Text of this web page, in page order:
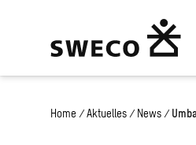
Home / Aktuelles / News /